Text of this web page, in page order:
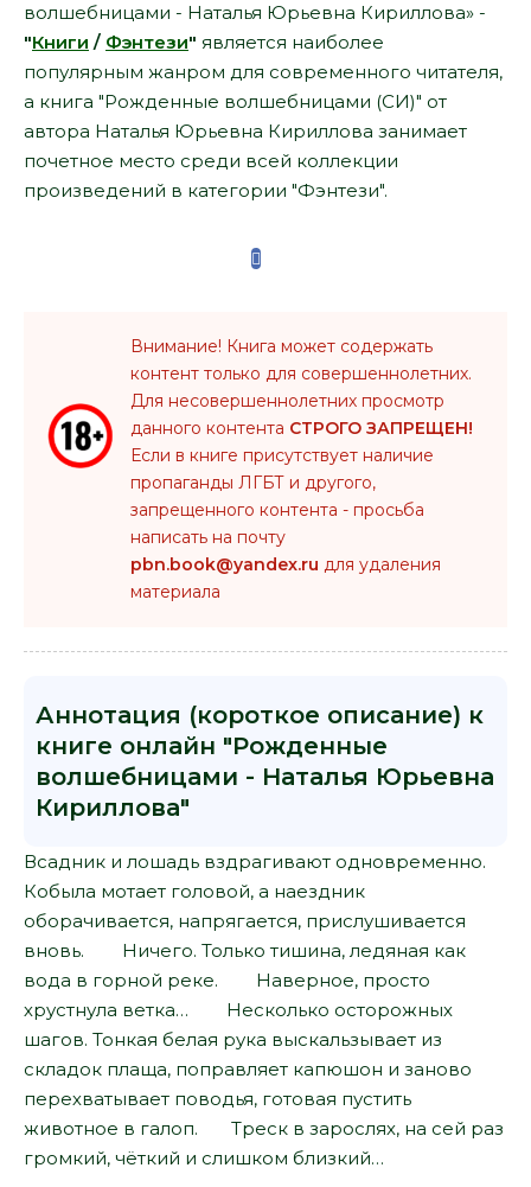
волшебницами - Наталья Юрьевна Кириллова» -
"Книги / Фэнтези" является наиболее
популярным жанром для современного читателя,
а книга "Рожденные волшебницами (СИ)" от
автора Наталья Юрьевна Кириллова занимает
почетное место среди всей коллекции
произведений в категории "Фэнтези".
Внимание! Книга может содержать
контент только для совершеннолетних.
Для несовершеннолетних просмотр
данного контента СТРОГО ЗАПРЕЩЕН!
Если в книге присутствует наличие
пропаганды ЛГБТ и другого,
запрещенного контента - просьба
написать на почту
pbn.book@yandex.ru для удаления
материала
Аннотация (короткое описание) к
книге онлайн "Рожденные
волшебницами - Наталья Юрьевна
Кириллова"
Всадник и лошадь вздрагивают одновременно.
Кобыла мотает головой, а наездник
оборачивается, напрягается, прислушивается
вновь. Ничего. Только тишина, ледяная как
вода в горной реке. Наверное, просто
хрустнула ветка… Несколько осторожных
шагов. Тонкая белая рука выскальзывает из
складок плаща, поправляет капюшон и заново
перехватывает поводья, готовая пустить
животное в галоп. Треск в зарослях, на сей раз
громкий, чёткий и слишком близкий…